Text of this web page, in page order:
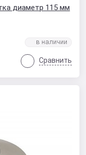
диаметр 115 мм
Сравнить